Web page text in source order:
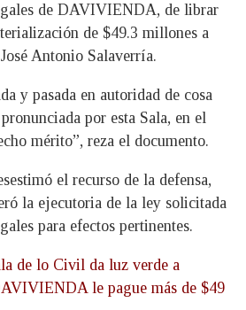
de DAVIVIENDA, de librar
de $49.3 millones a
Antonio Salaverría.
y pasada en autoridad de cosa
por esta Sala, en el
mérito”, reza el documento.
el recurso de la defensa,
la ejecutoria de la ley solicitada
para efectos pertinentes.
de lo Civil da luz verde a
le pague más de $49